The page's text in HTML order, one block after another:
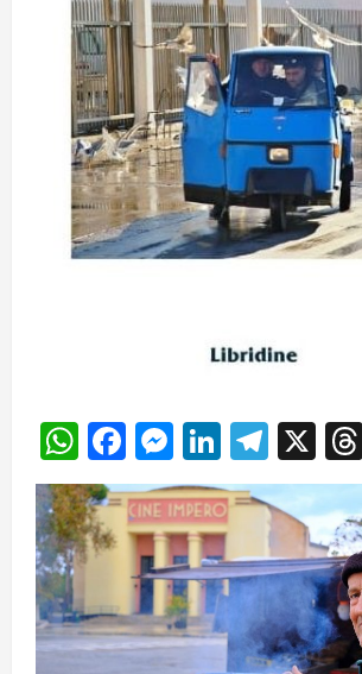
WhatsApp
Facebook
Messenger
X